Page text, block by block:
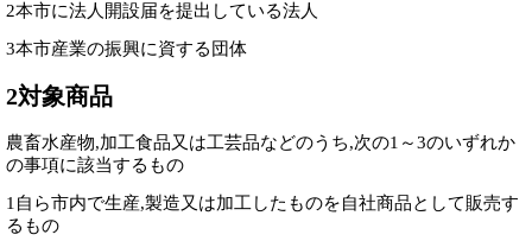
2本市に法人開設届を提出している法人
3本市産業の振興に資する団体
2対象商品
農畜水産物,加工食品又は工芸品などのうち,次の1～3のいずれか
の事項に該当するもの
1自ら市内で生産,製造又は加工したものを自社商品として販売す
るもの